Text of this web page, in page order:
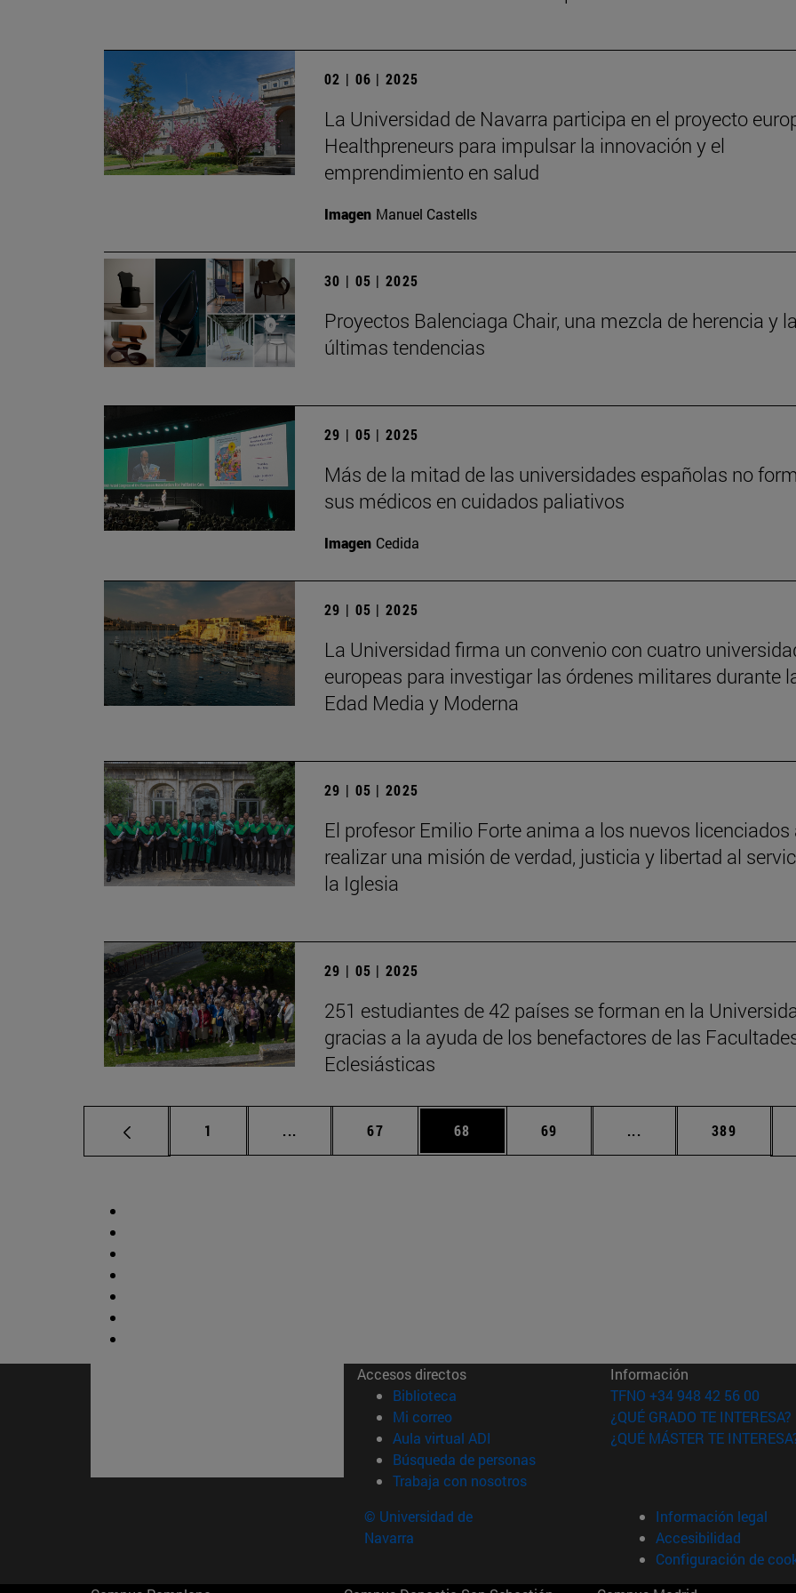
02 | 06 | 2025
La Universidad de Navarra participa en el proyecto
Healthpreneurs para impulsar la innovación y el
emprendimiento en salud
Imagen Manuel Castells
30 | 05 | 2025
Proyectos Balenciaga Chair, una mezcla de herencia y
últimas tendencias
29 | 05 | 2025
Más de la mitad de las universidades españolas no
sus médicos en cuidados paliativos
Imagen Cedida
29 | 05 | 2025
La Universidad firma un convenio con cuatro
europeas para investigar las órdenes militares durante
Edad Media y Moderna
29 | 05 | 2025
El profesor Emilio Forte anima a los nuevos licenciados
realizar una misión de verdad, justicia y libertad al
la Iglesia
29 | 05 | 2025
251 estudiantes de 42 países se forman en la
gracias a la ayuda de los benefactores de las
Eclesiásticas
Página
1 ... Páginas intermedias Use TAB para desplazarse.
Página
67 Página
68 Página
69 ... Páginas intermedias
Página
389
Accesos directos
Biblioteca (abre en nueva ventana)
Mi correo(abre en nueva ventana)
Aula virtual ADI (abre en nueva ventana)
Búsqueda de personas(abre en nueva ventana)
Trabaja con nosotros(abre en nueva ventana)
Información
TFNO +34 948 42 56 00
¿QUÉ GRADO TE INTERESA?
¿QUÉ MÁSTER TE
© Universidad de
Navarra
Información legal
Accesibilidad
Configuración de